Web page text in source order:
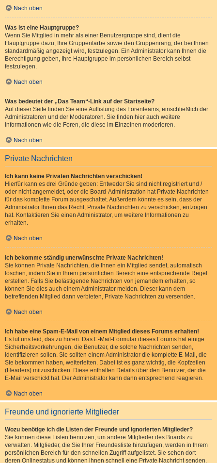
Nach oben
Was ist eine Hauptgruppe?
Wenn Sie Mitglied in mehr als einer Benutzergruppe sind, dient die
Hauptgruppe dazu, Ihre Gruppenfarbe sowie den Gruppenrang, der bei Ihnen
standardmäßig angezeigt wird, festzulegen. Ein Administrator kann Ihnen die
Berechtigung geben, Ihre Hauptgruppe im persönlichen Bereich selbst
festzulegen.
Nach oben
Was bedeutet der „Das Team“-Link auf der Startseite?
Auf dieser Seite finden Sie eine Auflistung des Forenteams, einschließlich der
Administratoren und der Moderatoren. Sie finden hier auch weitere
Informationen wie die Foren, die diese im Einzelnen moderieren.
Nach oben
Private Nachrichten
Ich kann keine Privaten Nachrichten verschicken!
Hierfür kann es drei Gründe geben: Entweder Sie sind nicht registriert und /
oder nicht angemeldet, oder die Board-Administration hat Private Nachrichten
für das komplette Forum ausgeschaltet. Außerdem könnte es sein, dass der
Administrator Ihnen das Recht, Private Nachrichten zu verschicken, entzogen
hat. Kontaktieren Sie einen Administrator, um weitere Informationen zu
erhalten.
Nach oben
Ich bekomme ständig unerwünschte Private Nachrichten!
Sie können Private Nachrichten, die Ihnen ein Mitglied sendet, automatisch
löschen, indem Sie in Ihrem persönlichen Bereich eine entsprechende Regel
erstellen. Falls Sie belästigende Nachrichten von jemandem erhalten, so
können Sie dies auch einem Administrator melden. Dieser kann dem
betreffenden Mitglied dann verbieten, Private Nachrichten zu versenden.
Nach oben
Ich habe eine Spam-E-Mail von einem Mitglied dieses Forums erhalten!
Es tut uns leid, das zu hören. Das E-Mail-Formular dieses Forums hat einige
Sicherheitsvorkehrungen, die Benutzer, die solche Nachrichten senden,
identifizieren sollen. Sie sollten einem Administrator die komplette E-Mail, die
Sie bekommen haben, weiterleiten. Dabei ist es ganz wichtig, die Kopfzeilen
(Headers) mitzuschicken. Diese enthalten Details über den Benutzer, der die
E-Mail verschickt hat. Der Administrator kann dann entsprechend reagieren.
Nach oben
Freunde und ignorierte Mitglieder
Wozu benötige ich die Listen der Freunde und ignorierten Mitglieder?
Sie können diese Listen benutzen, um andere Mitglieder des Boards zu
verwalten. Mitglieder, die Sie Ihrer Freundesliste hinzufügen, werden in Ihrem
persönlichen Bereich für den schnellen Zugriff aufgelistet. Sie sehen dort
deren Onlinestatus und können ihnen schnell eine Private Nachricht senden.